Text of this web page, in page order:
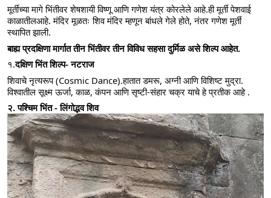
मूर्तीच्या मागे भिंतीवर शेषशायी विष्णू आणि गणेश यंत्र कोरलेले आहे.ही मूर्ती पेशवाई
काळातीलआहे. मंदिर मूळतः शिव मंदिर म्हणून बांधले गेले होते, नंतर गणेश मूर्ती
स्थापित झाली.
बाह्य प्रदक्षिणा मार्गात तीन भिंतीवर तीन विविध सहसा दुर्मिळ असे शिल्प आहेत.
१.दक्षिण भिंत शिल्प- नटराज
शिवाचे नृत्यरूप (Cosmic Dance).हातात डमरू, अग्नी आणि विशिष्ट मुद्रा.
विश्वातील सूक्ष्म ऊर्जा, काळ, कंपन आणि सृष्टी-संहार चक्र याचे हे प्रतीक आहे .
२. पश्चिम भिंत - लिंगोद्भव शिव